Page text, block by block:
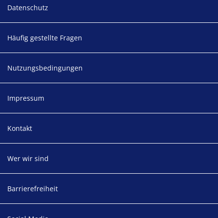
Datenschutz
Häufig gestellte Fragen
Nutzungsbedingungen
Impressum
Kontakt
Wer wir sind
Barrierefreiheit